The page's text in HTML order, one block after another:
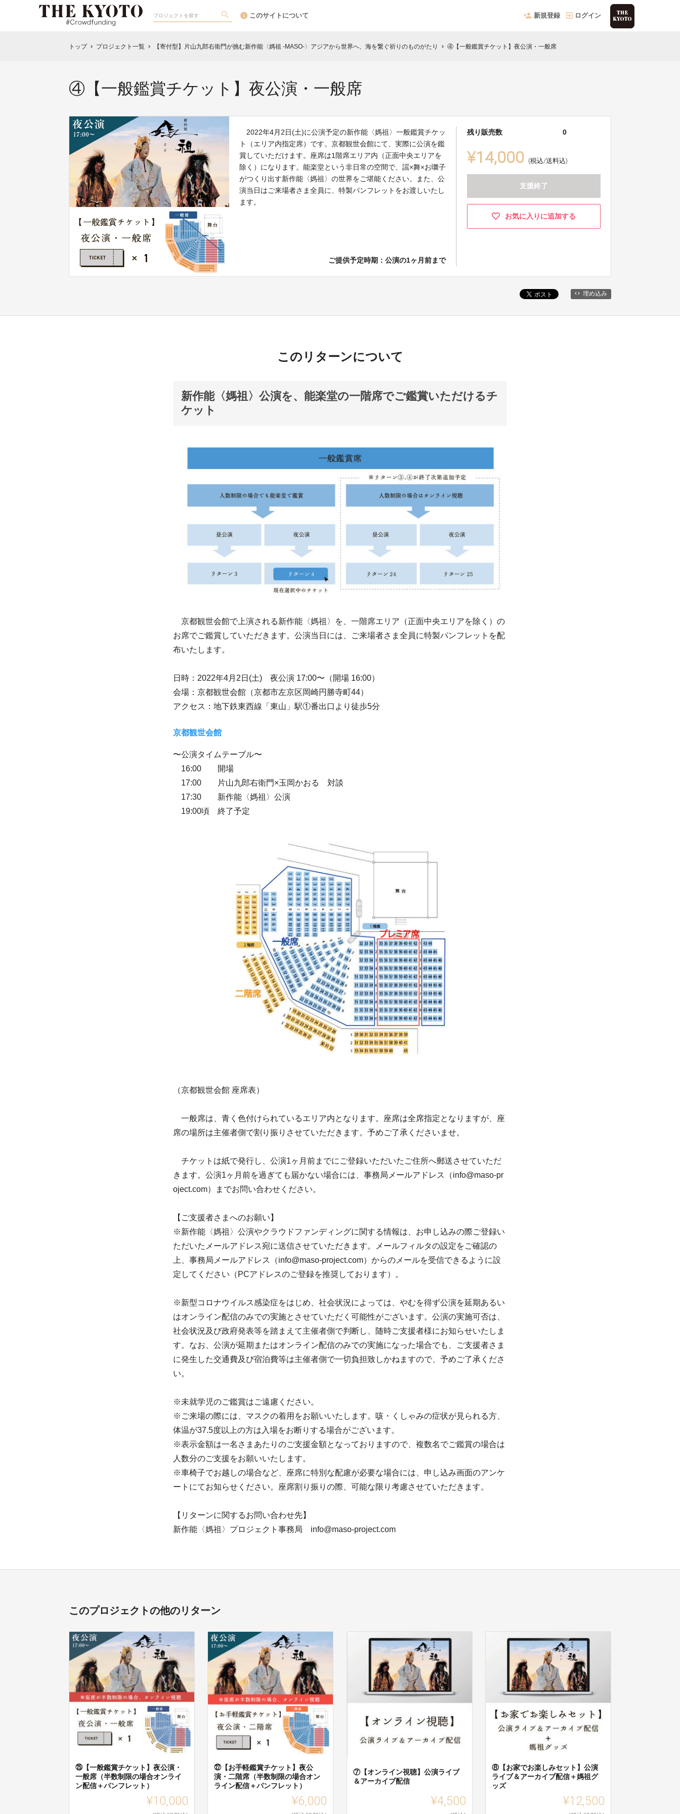
このサイトについて 新規登録 ログイン
トップ chevron_right プロジェクト一覧 chevron_right 【寄付型】片山九郎右衛門が挑む新作能〈媽祖 -MASO-〉アジアから世界へ、海を繋ぐ祈りのものがたり chevron_right ④【一般鑑賞チケット】夜公演・一般席
④【一般鑑賞チケット】夜公演・一般席
2022年4月2日(土)に公演予定の新作能〈媽祖〉一般鑑賞チケッ
ト（エリア内指定席）です。京都観世会館にて、実際に公演を鑑
賞していただけます。座席は1階席エリア内（正面中央エリアを
除く）になります。能楽堂という非日常の空間で、謡×舞×お囃子
がつくり出す新作能〈媽祖〉の世界をご堪能ください。また、公
演当日はご来場者さま全員に、特製パンフレットをお渡しいたし
ます。
ご提供予定時期：公演の1ヶ月前まで
残り販売数 0
¥14,000 (税込/送料込)
支援終了
お気に入りに追加する
埋め込み
このリターンについて
新作能〈媽祖〉公演を、能楽堂の一階席でご鑑賞いただけるチ
ケット
京都観世会館で上演される新作能〈媽祖〉を、一階席エリア（正面中央エリアを除く）の
お席でご鑑賞していただきます。公演当日には、ご来場者さま全員に特製パンフレットを配
布いたします。
日時：2022年4月2日(土) 夜公演 17:00〜（開場 16:00）
会場：京都観世会館（京都市左京区岡崎円勝寺町44）
アクセス：地下鉄東西線「東山」駅①番出口より徒歩5分
京都観世会館
〜公演タイムテーブル〜
16:00 開場
17:00 片山九郎右衛門×玉岡かおる 対談
17:30 新作能〈媽祖〉公演
19:00頃 終了予定
（京都観世会館 座席表）
一般席は、青く色付けられているエリア内となります。座席は全席指定となりますが、座
席の場所は主催者側で割り振りさせていただきます。予めご了承くださいませ。
チケットは紙で発行し、公演1ヶ月前までにご登録いただいたご住所へ郵送させていただ
きます。公演1ヶ月前を過ぎても届かない場合には、事務局メールアドレス（info@maso-pr
oject.com）までお問い合わせください。
【ご支援者さまへのお願い】
※新作能〈媽祖〉公演やクラウドファンディングに関する情報は、お申し込みの際ご登録い
ただいたメールアドレス宛に送信させていただきます。メールフィルタの設定をご確認の
上、事務局メールアドレス（info@maso-project.com）からのメールを受信できるように設
定してください（PCアドレスのご登録を推奨しております）。
※新型コロナウイルス感染症をはじめ、社会状況によっては、やむを得ず公演を延期あるい
はオンライン配信のみでの実施とさせていただく可能性がございます。公演の実施可否は、
社会状況及び政府発表等を踏まえて主催者側で判断し、随時ご支援者様にお知らせいたしま
す。なお、公演が延期またはオンライン配信のみでの実施になった場合でも、ご支援者さま
に発生した交通費及び宿泊費等は主催者側で一切負担致しかねますので、予めご了承くださ
い。
※未就学児のご鑑賞はご遠慮ください。
※ご来場の際には、マスクの着用をお願いいたします。咳・くしゃみの症状が見られる方、
体温が37.5度以上の方は入場をお断りする場合がございます。
※表示金額は一名さまあたりのご支援金額となっておりますので、複数名でご鑑賞の場合は
人数分のご支援をお願いいたします。
※車椅子でお越しの場合など、座席に特別な配慮が必要な場合には、申し込み画面のアンケ
ートにてお知らせください。座席割り振りの際、可能な限り考慮させていただきます。
【リターンに関するお問い合わせ先】
新作能〈媽祖〉プロジェクト事務局 info@maso-project.com
このプロジェクトの他のリターン
㉕【一般鑑賞チケット】夜公演・
一般席（半数制限の場合オンライ
ン配信＋パンフレット）
¥10,000
㉗【お手軽鑑賞チケット】夜公
演・二階席（半数制限の場合オン
ライン配信＋パンフレット）
¥6,000
⑦【オンライン視聴】公演ライブ
＆アーカイブ配信
¥4,500
⑧【お家でお楽しみセット】公演
ライブ＆アーカイブ配信＋媽祖グ
ッズ
¥12,500